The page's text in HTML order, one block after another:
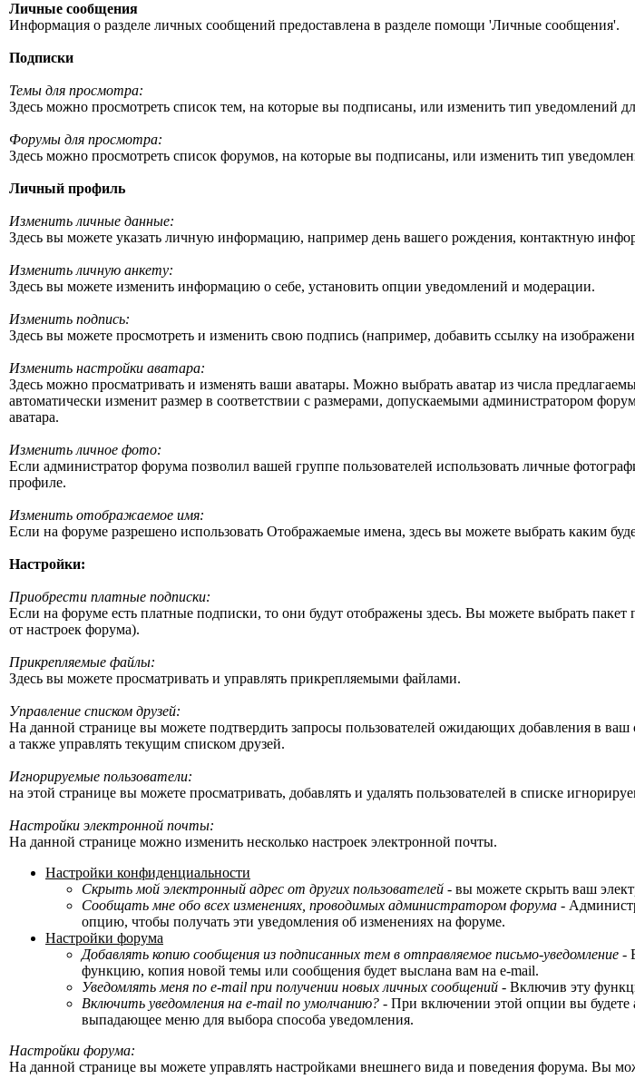
Личные сообщения
Информация о разделе личных сообщений предоставлена в разделе помощи 'Личные сообщения'.
Подписки
Темы для просмотра:
Здесь можно просмотреть список тем, на которые вы подписаны, или изменить тип уведомлений
Форумы для просмотра:
Здесь можно просмотреть список форумов, на которые вы подписаны, или изменить тип
Личный профиль
Изменить личные данные:
Здесь вы можете указать личную информацию, например день вашего рождения, контактную
Изменить личную анкету:
Здесь вы можете изменить информацию о себе, установить опции уведомлений и модерации.
Изменить подпись:
Здесь вы можете просмотреть и изменить свою подпись (например, добавить ссылку на
Изменить настройки аватара:
Здесь можно просматривать и изменять ваши аватары. Можно выбрать аватар из числа
автоматически изменит размер в соответствии с размерами, допускаемыми администратором
аватара.
Изменить личное фото:
Если администратор форума позволил вашей группе пользователей использовать личные
профиле.
Изменить отображаемое имя:
Если на форуме разрешено использовать Отображаемые имена, здесь вы можете выбрать каким
Настройки:
Приобрести платные подписки:
Если на форуме есть платные подписки, то они будут отображены здесь. Вы можете выбрать
от настроек форума).
Прикрепляемые файлы:
Здесь вы можете просматривать и управлять прикрепляемыми файлами.
Управление списком друзей:
На данной странице вы можете подтвердить запросы пользователей ожидающих добавления в
а также управлять текущим списком друзей.
Игнорируемые пользователи:
на этой странице вы можете просматривать, добавлять и удалять пользователей в списке
Настройки электронной почты:
На данной странице можно изменить несколько настроек электронной почты.
Настройки конфиденциальности
Скрыть мой электронный адрес от других пользователей - вы можете скрыть ваш
Сообщать мне обо всех изменениях, проводимых администратором форума -
опцию, чтобы получать эти уведомления об изменениях на форуме.
Настройки форума
Добавлять копию сообщения из подписанных тем в отправляемое письмо-уведомление -
функцию, копия новой темы или сообщения будет выслана вам на e-mail.
Уведомлять меня по e-mail при получении новых личных сообщений - Включив эту
Включить уведомления на e-mail по умолчанию? - При включении этой опции вы будете
выпадающее меню для выбора способа уведомления.
Настройки форума:
На данной странице вы можете управлять настройками внешнего вида и поведения форума. Вы